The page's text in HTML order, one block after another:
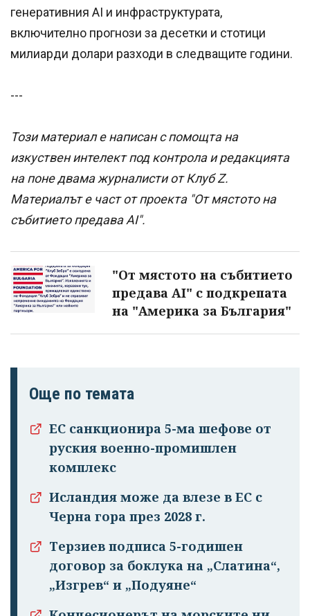
Успешно
излязохте от
профила си!
генеративния AI и инфраструктурата,
включително прогнози за десетки и стотици
милиарди долари разходи в следващите години.
---
Този материал е написан с помощта на
изкуствен интелект под контрола и редакцията
на поне двама журналисти от Клуб Z.
Материалът е част от проекта "От мястото на
събитието предава AI".
"От мястото на събитието
предава AI" с подкрепата
на "Америка за България"
Още по темата
ЕС санкционира 5-ма шефове от
руския военно-промишлен
комплекс
Исландия може да влезе в ЕС с
Черна гора през 2028 г.
Терзиев подписа 5-годишен
договор за боклука на „Слатина“,
„Изгрев“ и „Подуяне“